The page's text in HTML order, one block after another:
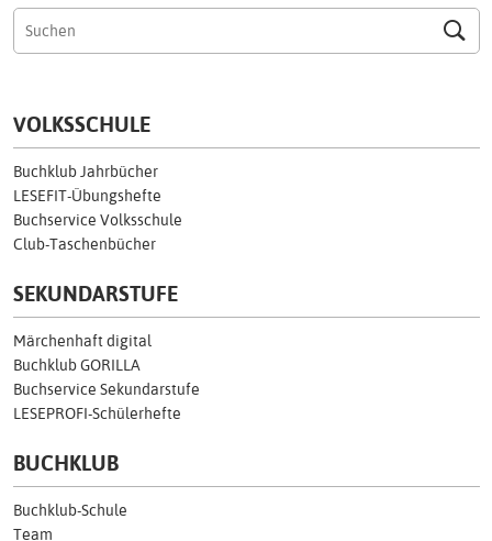
VOLKSSCHULE
Buchklub Jahrbücher
LESEFIT-Übungshefte
Buchservice Volksschule
Club-Taschenbücher
SEKUNDARSTUFE
Märchenhaft digital
Buchklub GORILLA
Buchservice Sekundarstufe
LESEPROFI-Schülerhefte
BUCHKLUB
Buchklub-Schule
Team